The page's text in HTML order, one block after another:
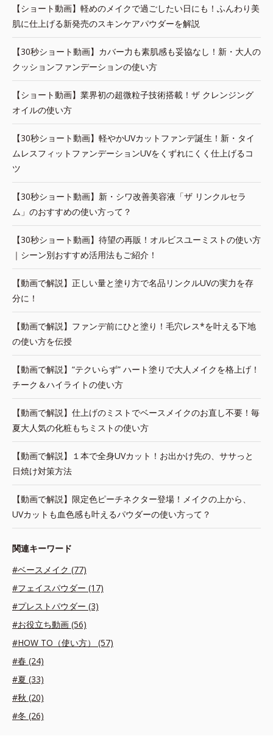
【ショート動画】軽めのメイクで過ごしたい日にも！ふんわり美
肌に仕上げる新発売のスキンケアパウダーを解説
【30秒ショート動画】カバー力も素肌感も妥協なし！新・大人の
クッションファンデーションの使い方
【ショート動画】業界初の超微粒子技術搭載！ザ クレンジング
オイルの使い方
【30秒ショート動画】軽やかUVカットファンデ誕生！新・タイ
ムレスフィットファンデーションUVをくずれにくく仕上げるコ
ツ
【30秒ショート動画】新・シワ改善美容液「ザ リンクルセラ
ム」のおすすめの使い方って？
【30秒ショート動画】待望の再販！オルビスユーミストの使い方
｜シーン別おすすめ活用法もご紹介！
【動画で解説】正しい量と塗り方で名品リンクルUVの実力を存
分に！
【動画で解説】ファンデ前にひと塗り！毛穴レス*を叶える下地
の使い方を伝授
【動画で解説】“テクいらず” ハート塗りで大人メイクを格上げ！
チーク＆ハイライトの使い方
【動画で解説】仕上げのミストでベースメイクのお直し不要！毎
夏大人気の化粧もちミストの使い方
【動画で解説】１本で全身UVカット！お出かけ先の、ササっと
日焼け対策方法
【動画で解説】限定色ピーチネクター登場！メイクの上から、
UVカットも血色感も叶えるパウダーの使い方って？
関連キーワード
#ベースメイク (77)
#フェイスパウダー (17)
#プレストパウダー (3)
#お役立ち動画 (56)
#HOW TO（使い方） (57)
#春 (24)
#夏 (33)
#秋 (20)
#冬 (26)